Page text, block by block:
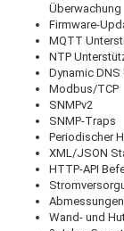
Überwachung
Firmware-
MQTT
NTP
Dynamic
Modbus/TCP
SNMPv2
SNMP-Traps
Periodischer
XML/JSON
HTTP-API
Abmessungen
Wand- und